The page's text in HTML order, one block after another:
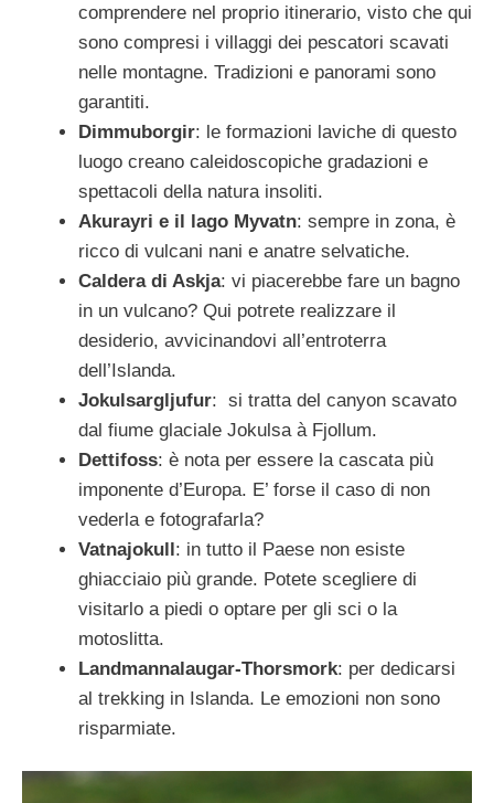
comprendere nel proprio itinerario, visto che qui
sono compresi i villaggi dei pescatori scavati
nelle montagne. Tradizioni e panorami sono
garantiti.
Dimmuborgir: le formazioni laviche di questo
luogo creano caleidoscopiche gradazioni e
spettacoli della natura insoliti.
Akurayri e il lago Myvatn: sempre in zona, è
ricco di vulcani nani e anatre selvatiche.
Caldera di Askja: vi piacerebbe fare un bagno
in un vulcano? Qui potrete realizzare il
desiderio, avvicinandovi all’entroterra
dell’Islanda.
Jokulsargljufur: si tratta del canyon scavato
dal fiume glaciale Jokulsa à Fjollum.
Dettifoss: è nota per essere la cascata più
imponente d’Europa. E’ forse il caso di non
vederla e fotografarla?
Vatnajokull: in tutto il Paese non esiste
ghiacciaio più grande. Potete scegliere di
visitarlo a piedi o optare per gli sci o la
motoslitta.
Landmannalaugar-Thorsmork: per dedicarsi
al trekking in Islanda. Le emozioni non sono
risparmiate.